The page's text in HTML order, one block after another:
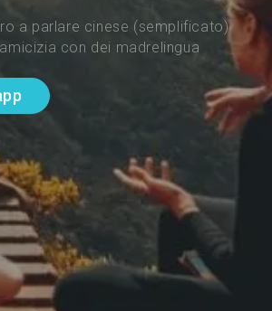
a parlare cinese (semplificato)
con dei madrelingua